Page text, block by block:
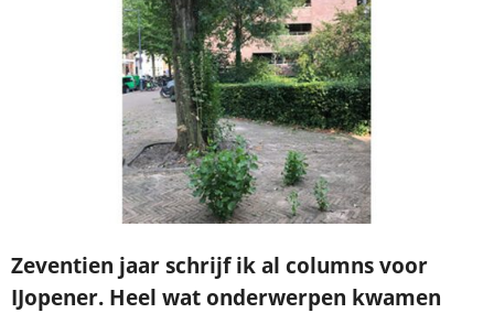
Zeventien jaar schrijf ik al columns voor
IJopener. Heel wat onderwerpen kwamen